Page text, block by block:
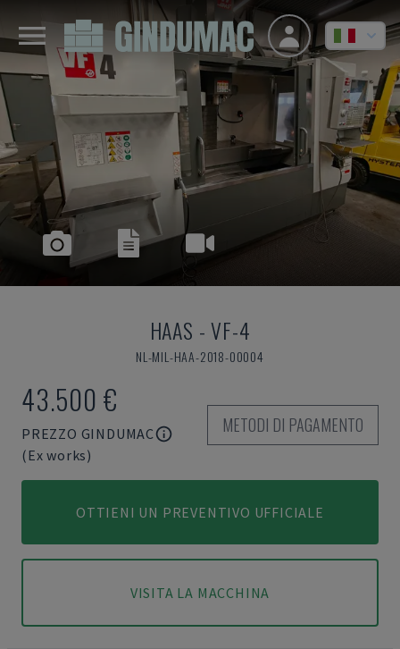
HAAS -VF-4
NL-MIL-HAA-2018-00004
43.500 €
PREZZO GINDUMAC
(Ex works)
METODI DI PAGAMENTO
OTTIENI UN PREVENTIVO UFFICIALE
VISITA LA MACCHINA